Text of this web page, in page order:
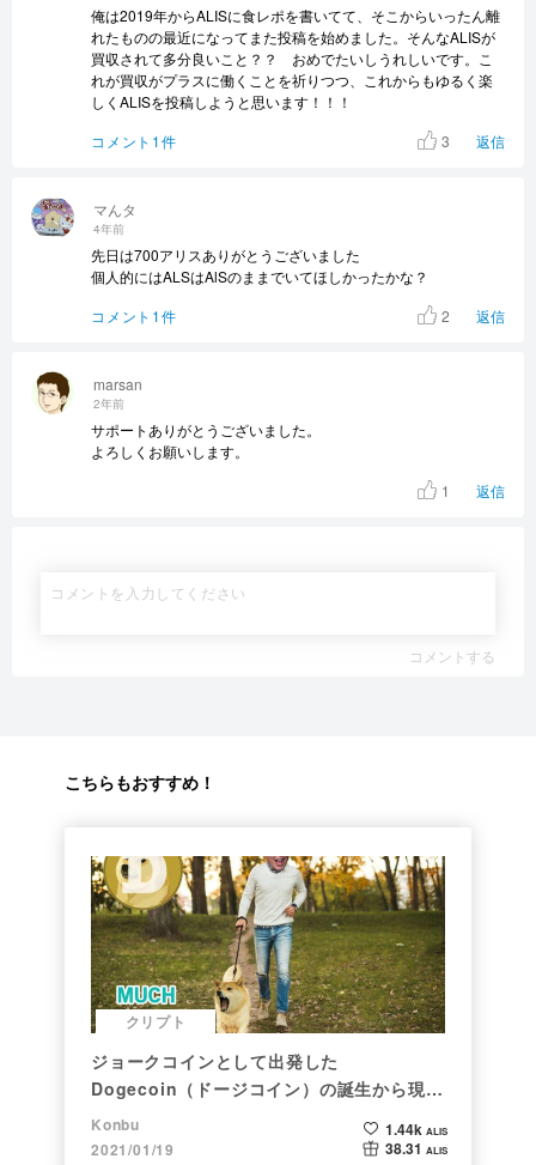
marsan
2年前
サポートありがとうございました。
よろしくお願いします。
1
返信
マんタ
4年前
先日は700アリスありがとうございました
個人的にはALSはAlSのままでいてほしかったかな？
コメント1件
2 返信
俺は2019年からALISに食レポを書いてて、そこからいったん離
れたものの最近になってまた投稿を始めました。そんなALISが
買収されて多分良いこと？？ おめでたいしうれしいです。こ
れが買収がプラスに働くことを祈りつつ、これからもゆるく楽
しくALISを投稿しようと思います！！！
コメント1件
3 返信
コメントする
こちらもおすすめ！
クリプト
ジョークコインとして出発した
Dogecoin（ドージコイン）の誕生から現在
まで。注目される非証券性🐶
Konbu
2021/01/19
1.44k ALIS
38.31 ALIS